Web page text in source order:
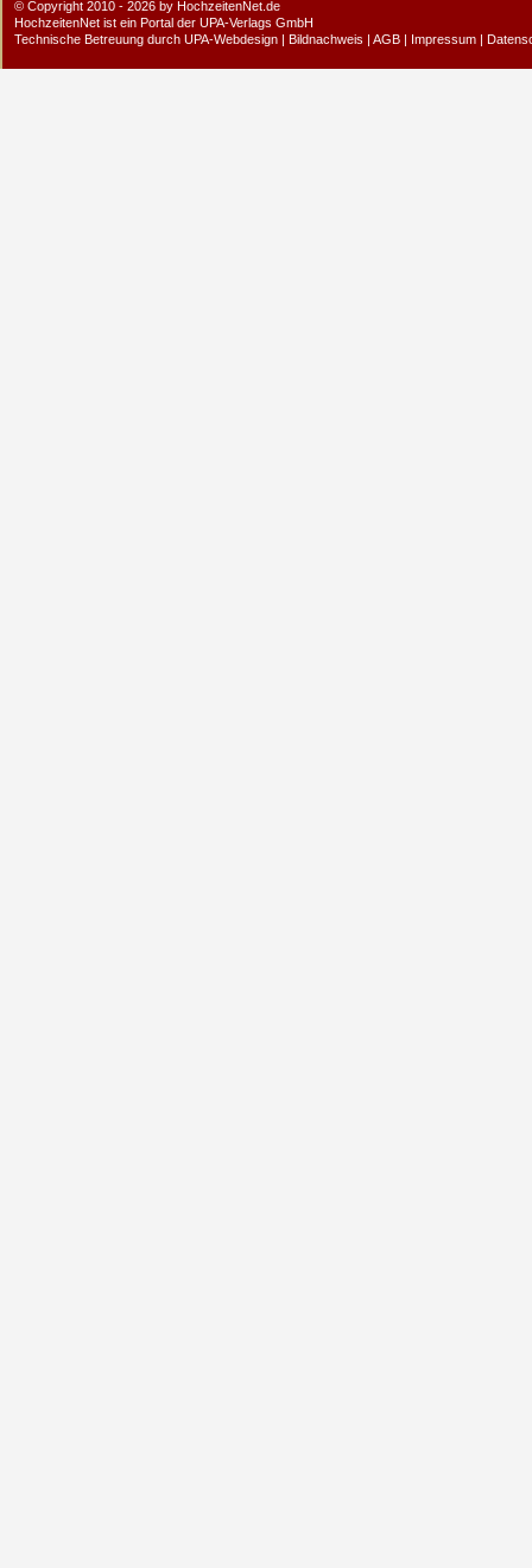
© Copyright 2010 - 2026 by HochzeitenNet.de
HochzeitenNet ist ein Portal der UPA-Verlags GmbH
Technische Betreuung durch UPA-Webdesign | Bildnachweis | AGB | Impressum |